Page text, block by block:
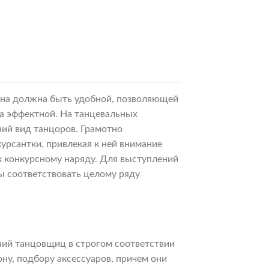
должна быть удобной, позволяющей
эффектной. На танцевальных
вид танцоров. Грамотно
привлекая к ней внимание
конкурсному наряду. Для выступлений
целому ряду
танцовщиц в строгом соответствии
подбору аксессуаров, причем они